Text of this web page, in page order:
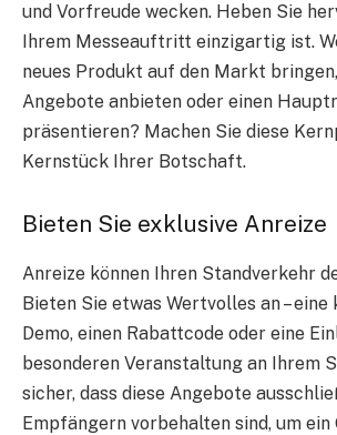
und Vorfreude wecken. Heben Sie
Ihrem Messeauftritt einzigartig ist.
neues Produkt auf den Markt
Angebote anbieten oder einen
präsentieren? Machen Sie diese
Kernstück Ihrer Botschaft.
Bieten Sie exklusive Anreize
Anreize können Ihren Standverkehr
Bieten Sie etwas Wertvolles an – eine
Demo, einen Rabattcode oder eine
besonderen Veranstaltung an Ihrem
sicher, dass diese Angebote
Empfängern vorbehalten sind, um